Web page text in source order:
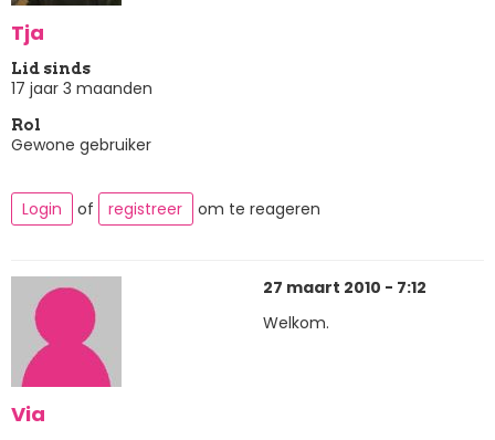
Tja
Lid sinds
17 jaar 3 maanden
Rol
Gewone gebruiker
Login of registreer om te reageren
Via
27 maart 2010 - 7:12
Welkom.